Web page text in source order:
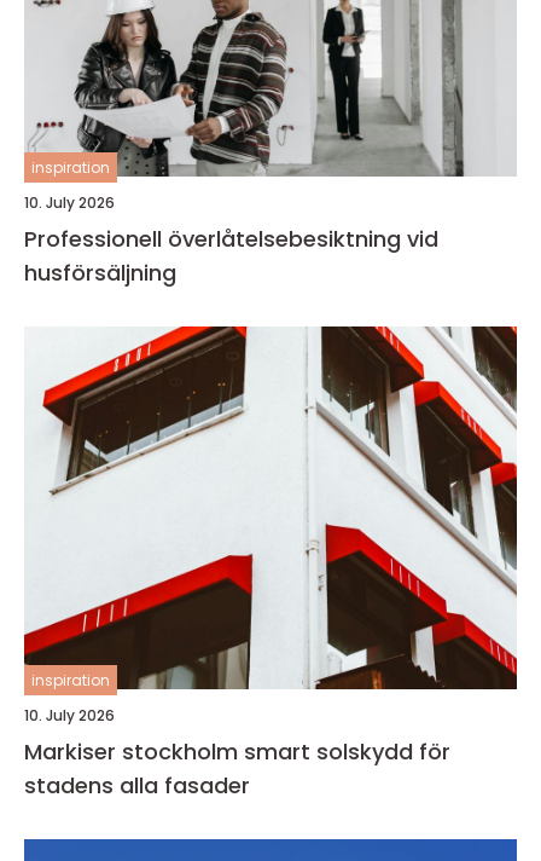
inspiration
10. July 2026
Professionell överlåtelsebesiktning vid
husförsäljning
inspiration
10. July 2026
Markiser stockholm smart solskydd för
stadens alla fasader